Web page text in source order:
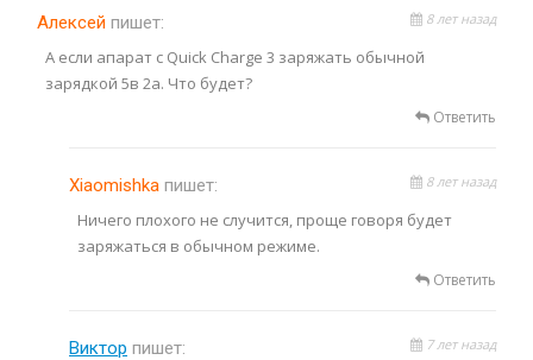
Алексей пишет: 8 лет назад
А если апарат с Quick Charge 3 заряжать обычной
зарядкой 5в 2а. Что будет?
Ответить
Xiaomishkaпишет: 8 лет назад
Ничего плохого не случится, проще говоря будет
заряжаться в обычном режиме.
Ответить
Виктор пишет: 7 лет назад